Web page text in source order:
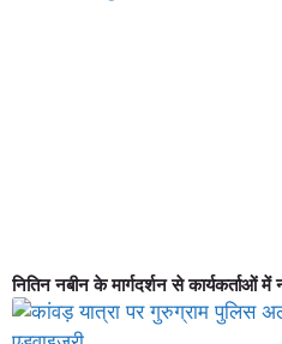
नितिन नबीन के मार्गदर्शन से कार्यकर्ताओं में